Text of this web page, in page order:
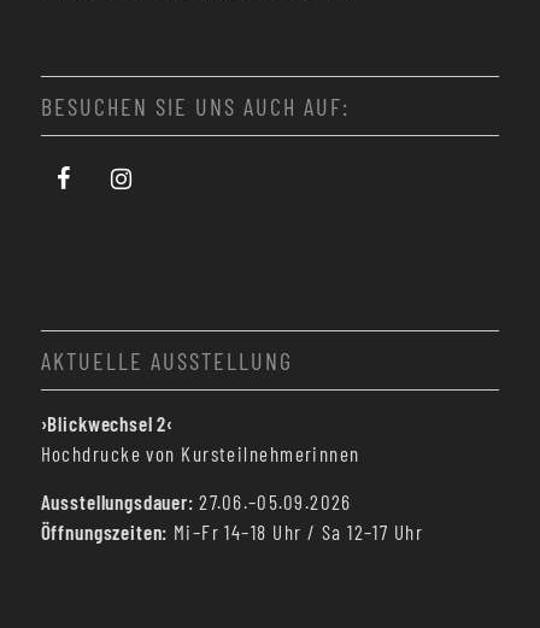
BESUCHEN SIE UNS AUCH AUF:
AKTUELLE AUSSTELLUNG
›Blickwechsel 2‹
Hochdrucke von Kursteilnehmerinnen
Ausstellungsdauer: 27.06.–05.09.2026
Öffnungszeiten: Mi–Fr 14–18 Uhr / Sa 12–17 Uhr